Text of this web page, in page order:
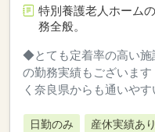
特別養護老人ホーム
務全般。
◆とても定着率の高い施
の勤務実績もございま
く奈良県からも通いや
日勤のみ 産休実績あり